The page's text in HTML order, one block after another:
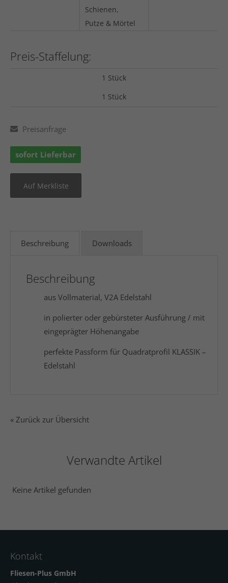
Schienen,
Putze & Mörtel
Preis-Staffelung:
1 Stück
1 Stück
Preisanfrage
sofort Lieferbar
Beschreibung Downloads
Beschreibung
aus Vollmaterial, V2A Edelstahl
in polierter oder gebürsteter Ausführung / mit
eingeprägter Höhenangabe
perfekte Passform für Quadratprofil KLASSIK –
Edelstahl
« Zurück zur Übersicht
Verwandte Artikel
Keine Artikel gefunden
Kontakt
Fliesen-Plus GmbH